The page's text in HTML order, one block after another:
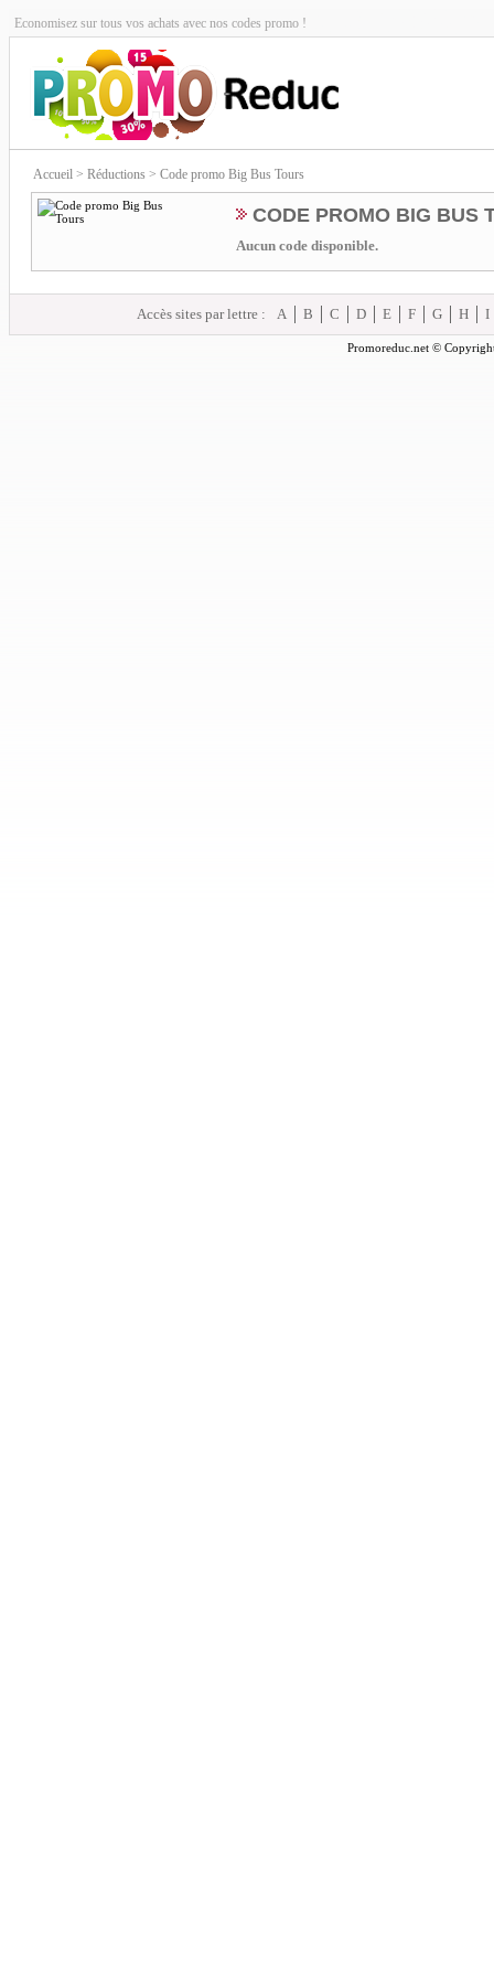
Economisez sur tous vos achats avec nos codes promo !
Accueil > Réductions > Code promo Big Bus Tours
CODE PROMO BIG BUS
Aucun code disponible.
Accès sites par lettre : A B C D E F G H I
Promoreduc.net ©